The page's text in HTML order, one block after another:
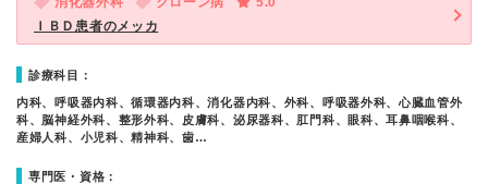
ＩＢＤ患者のメッカ
診療科目：
内科、呼吸器内科、循環器内科、消化器内科、外科、呼吸器外科、心臓血管外
科、脳神経外科、整形外科、皮膚科、泌尿器科、肛門科、眼科、耳鼻咽喉科、
産婦人科、小児科、精神科、歯…
専門医・資格：